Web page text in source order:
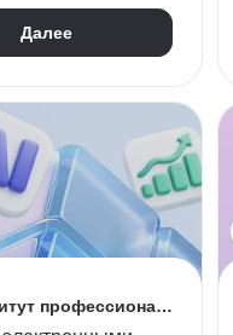
Математическая статистика
Далее
Институт профессиональных квалификаций